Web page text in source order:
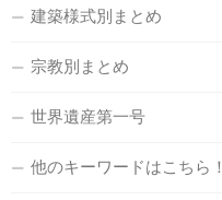
建築様式別まとめ
宗教別まとめ
世界遺産第一号
他のキーワードはこちら！